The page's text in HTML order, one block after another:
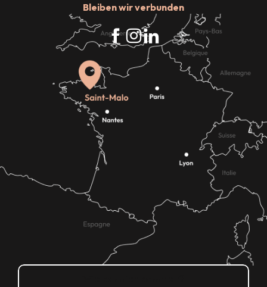
Bleiben wir verbunden